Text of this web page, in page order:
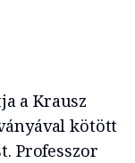
a Krausz
kötött
Professzor